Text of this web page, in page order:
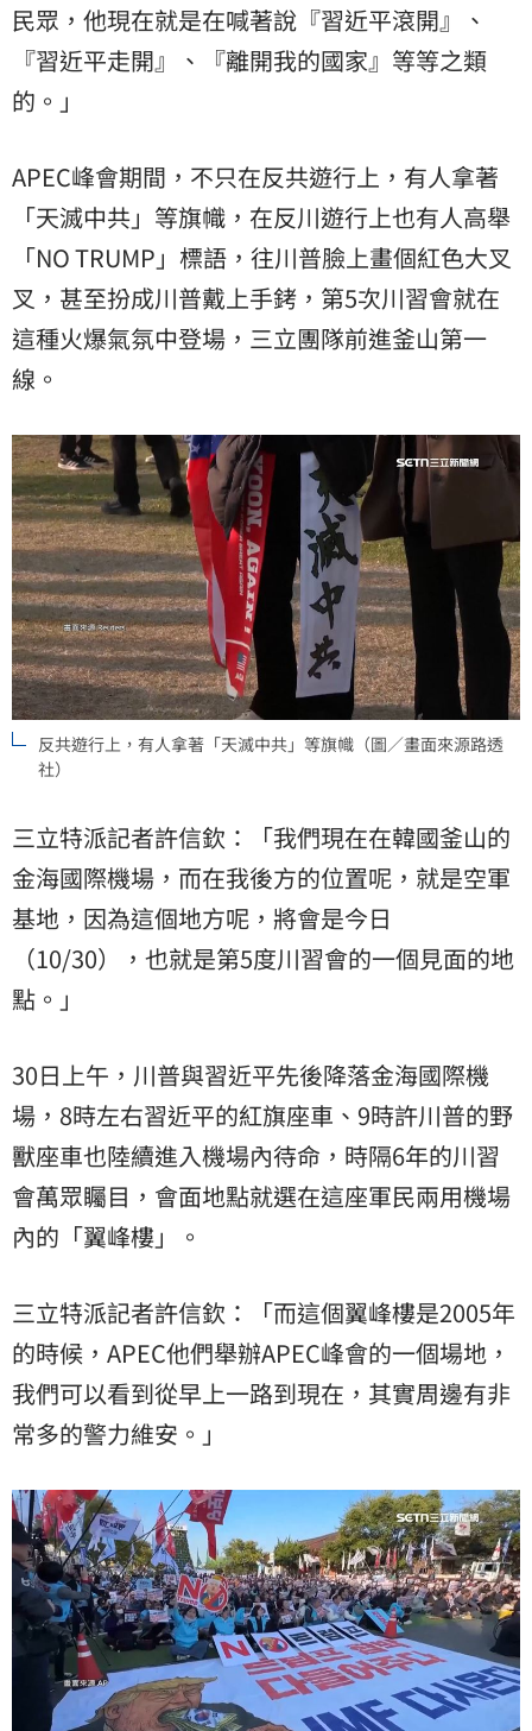
民眾，他現在就是在喊著說『習近平滾開』、
『習近平走開』、『離開我的國家』等等之類
的。」
APEC峰會期間，不只在反共遊行上，有人拿著
「天滅中共」等旗幟，在反川遊行上也有人高舉
「NO TRUMP」標語，往川普臉上畫個紅色大叉
叉，甚至扮成川普戴上手銬，第5次川習會就在
這種火爆氣氛中登場，三立團隊前進釜山第一
線。
反共遊行上，有人拿著「天滅中共」等旗幟（圖／畫面來源路透
社）
三立特派記者許信欽：「我們現在在韓國釜山的
金海國際機場，而在我後方的位置呢，就是空軍
基地，因為這個地方呢，將會是今日
（10/30），也就是第5度川習會的一個見面的地
點。」
30日上午，川普與習近平先後降落金海國際機
場，8時左右習近平的紅旗座車、9時許川普的野
獸座車也陸續進入機場內待命，時隔6年的川習
會萬眾矚目，會面地點就選在這座軍民兩用機場
內的「翼峰樓」。
三立特派記者許信欽：「而這個翼峰樓是2005年
的時候，APEC他們舉辦APEC峰會的一個場地，
我們可以看到從早上一路到現在，其實周邊有非
常多的警力維安。」